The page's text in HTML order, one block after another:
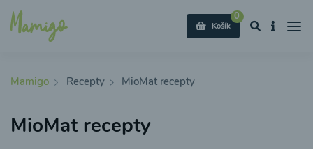
0
Košík
Mamigo Recepty MioMat recepty
MioMat recepty